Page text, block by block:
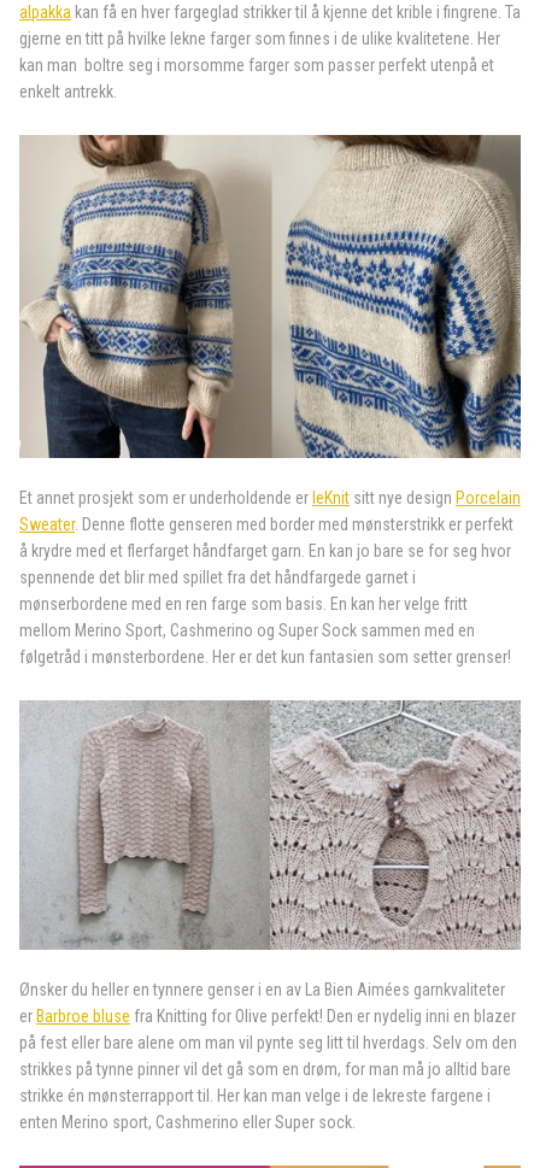
alpakka kan få en hver fargeglad strikker til å kjenne det krible i fingrene. Ta
gjerne en titt på hvilke lekne farger som finnes i de ulike kvalitetene. Her
kan man boltre seg i morsomme farger som passer perfekt utenpå et
enkelt antrekk.
Et annet prosjekt som er underholdende er leKnit sitt nye design Porcelain
Sweater. Denne flotte genseren med border med mønsterstrikk er perfekt
å krydre med et flerfarget håndfarget garn. En kan jo bare se for seg hvor
spennende det blir med spillet fra det håndfargede garnet i
mønserbordene med en ren farge som basis. En kan her velge fritt
mellom Merino Sport, Cashmerino og Super Sock sammen med en
følgetråd i mønsterbordene. Her er det kun fantasien som setter grenser!
Ønsker du heller en tynnere genser i en av La Bien Aimées garnkvaliteter
er Barbroe bluse fra Knitting for Olive perfekt! Den er nydelig inni en blazer
på fest eller bare alene om man vil pynte seg litt til hverdags. Selv om den
strikkes på tynne pinner vil det gå som en drøm, for man må jo alltid bare
strikke én mønsterrapport til. Her kan man velge i de lekreste fargene i
enten Merino sport, Cashmerino eller Super sock.